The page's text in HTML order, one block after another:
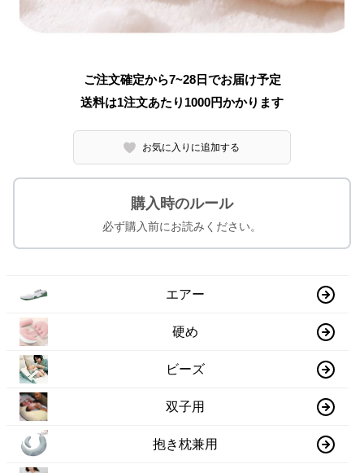
ご注文確定から7~28日でお届け予定
送料は1注文あたり 1000円かかります
お気に入りに追加する
購入時のルール
必ず購入前にお読みください。
エアー
硬め
ビーズ
双子用
抱き枕兼用